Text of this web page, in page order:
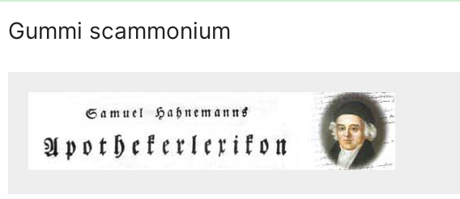
Gummi scammonium